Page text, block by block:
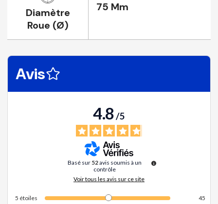
Diamètre
Roue (Ø)
75 Mm
Avis
4.8/5
Basé sur 52avis soumis à un
contrôle
Voir tous les avis sur ce site
5 étoiles
45